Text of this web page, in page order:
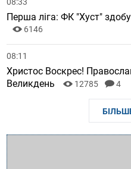
Перша ліга: ФК "Хуст"
6146
08:11
Христос Воскрес!
Великдень
12785 4